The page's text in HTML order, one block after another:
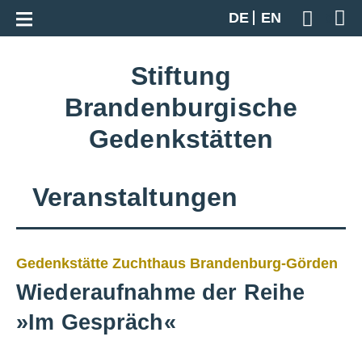
DE
EN
Geben
Zur Gesamtübersicht
Stiftung
Brandenburgische
Gedenkstätten
Veranstaltungen
Gedenkstätte Zuchthaus Brandenburg-Görden
Wiederaufnahme der Reihe
»Im Gespräch«